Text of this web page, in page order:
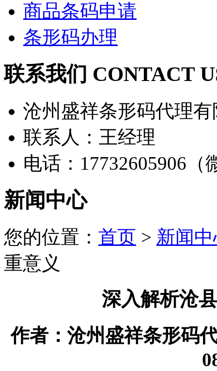
商品条码申请
条形码办理
联系我们 CONTACT
沧州盛祥条形码代理
联系人：王经理
电话：17732605906（
新闻中心
您的位置： 首页 > 新闻
重意义
深入解析沧
作者：沧州盛祥条形码